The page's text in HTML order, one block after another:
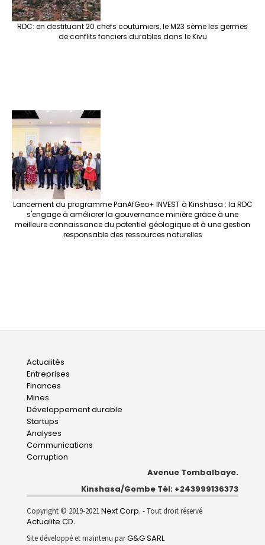
RDC: en destituant 20 chefs coutumiers, le M23 sème les germes
de conflits fonciers durables dans le Kivu
Lancement du programme PanAfGeo+ INVEST à Kinshasa : la RDC
s'engage à améliorer la gouvernance minière grâce à une
meilleure connaissance du potentiel géologique et à une gestion
responsable des ressources naturelles
Main
navigation
Actualités
Entreprises
Finances
Mines
Développement durable
Startups
Analyses
Communications
Corruption
Avenue Tombalbaye.
Kinshasa/Gombe Tél: +243999136373
Copyright © 2019-2021Next Corp. - Tout droit réservé
Actualite.CD.
Site développé et maintenu parG&G SARL